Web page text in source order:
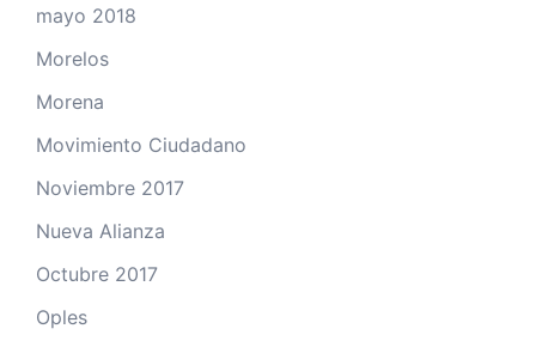
mayo 2018
Morelos
Morena
Movimiento Ciudadano
Noviembre 2017
Nueva Alianza
Octubre 2017
Oples